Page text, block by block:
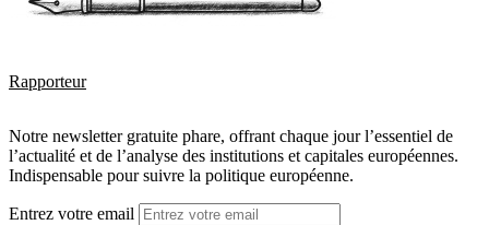
Rapporteur
Notre newsletter gratuite phare, offrant chaque jour l’essentiel de
l’actualité et de l’analyse des institutions et capitales européennes.
Indispensable pour suivre la politique européenne.
Entrez votre email